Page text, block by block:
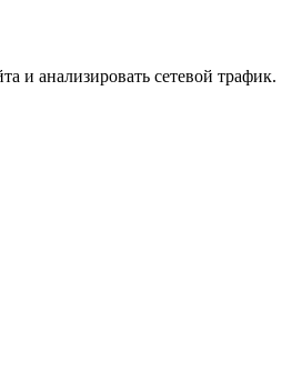
и анализировать сетевой трафик.